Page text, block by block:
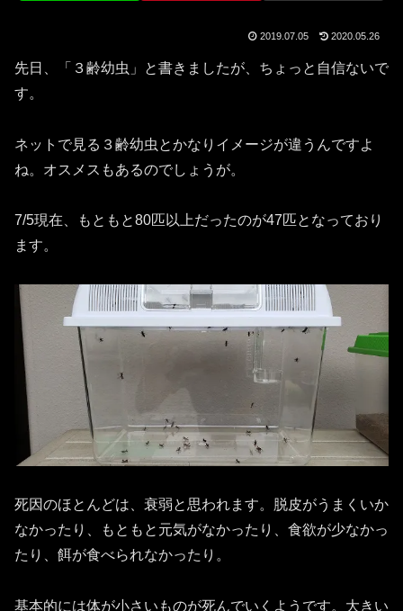
2019.07.05 2020.05.26
先日、「３齢幼虫」と書きましたが、ちょっと自信ないで
す。
ネットで見る３齢幼虫とかなりイメージが違うんですよ
ね。オスメスもあるのでしょうが。
7/5現在、もともと80匹以上だったのが47匹となっており
ます。
死因のほとんどは、衰弱と思われます。脱皮がうまくいか
なかったり、もともと元気がなかったり、食欲が少なかっ
たり、餌が食べられなかったり。
基本的には体が小さいものが死んでいくようです。大きい